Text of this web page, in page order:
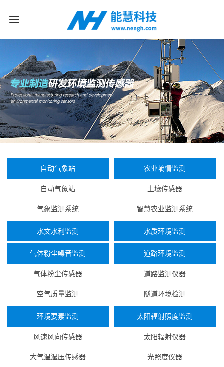
自动气象站
自动气象站
气象监测系统
农业墒情监测
土壤传感器
智慧农业监测系统
水文水利监测 水质环境监测
气体粉尘噪音监测
气体粉尘传感器
空气质量监测
道路环境监测
道路监测仪器
隧道环境检测
环境要素监测
风速风向传感器
大气温湿压传感器
太阳辐射照度监测
太阳辐射仪器
光照度仪器